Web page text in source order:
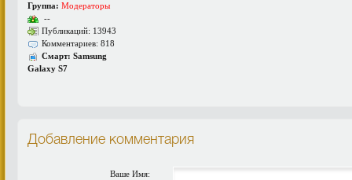
Группа: Модераторы
--
Публикаций: 13943
Комментариев: 818
Смарт: Samsung
Galaxy S7
Добавление комментария
Ваше Имя: